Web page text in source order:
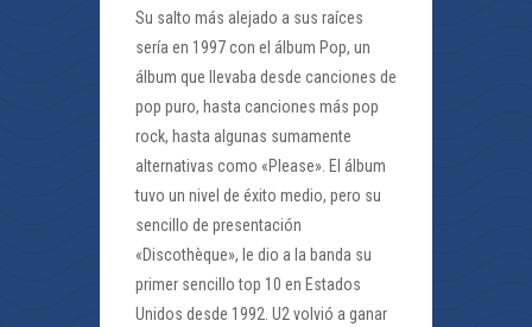
Su salto más alejado a sus raíces
sería en 1997 con el álbum Pop, un
álbum que llevaba desde canciones de
pop puro, hasta canciones más pop
rock, hasta algunas sumamente
alternativas como «Please». El álbum
tuvo un nivel de éxito medio, pero su
sencillo de presentación
«Discothèque», le dio a la banda su
primer sencillo top 10 en Estados
Unidos desde 1992. U2 volvió a ganar